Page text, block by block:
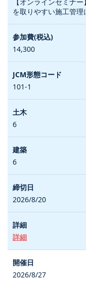
を取りやすい施工管理
14,300
101-1
6
6
2026/8/20
詳細
2026/8/27